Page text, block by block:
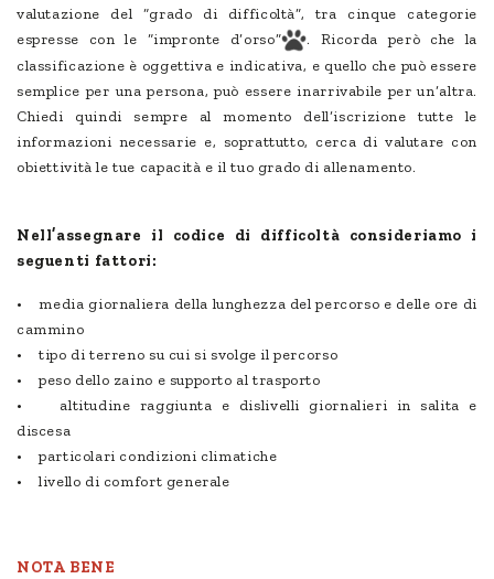
valutazione del “grado di difficoltà”, tra cinque categorie
espresse con le “impronte d’orso”
. Ricorda però che la
classificazione è oggettiva e indicativa, e quello che può essere
semplice per una persona, può essere inarrivabile per un’altra.
Chiedi quindi sempre al momento dell’iscrizione tutte le
informazioni necessarie e, soprattutto, cerca di valutare con
obiettività le tue capacità e il tuo grado di allenamento.
Nell’assegnare il codice di difficoltà consideriamo i
seguenti fattori:
• media giornaliera della lunghezza del percorso e delle ore di
cammino
• tipo di terreno su cui si svolge il percorso
• peso dello zaino e supporto al trasporto
• altitudine raggiunta e dislivelli giornalieri in salita e
discesa
• particolari condizioni climatiche
• livello di comfort generale
NOTA BENE